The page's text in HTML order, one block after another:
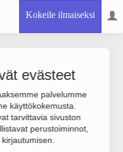
Kokeile ilmaiseksi
evästeet
palvelumme
käyttökokemusta.
tarvittavia sivuston
perustoiminnot,